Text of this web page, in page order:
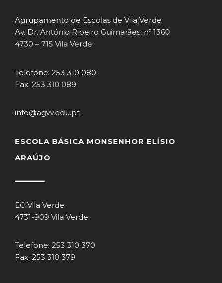
Agrupamento de Escolas de Vila Verde
Av. Dr. António Ribeiro Guimarães, nº 1360
4730 – 715 Vila Verde
Telefone: 253 310 080
Fax: 253 310 089
info@agvv.edu.pt
ESCOLA BÁSICA MONSENHOR ELÍSIO
ARAÚJO
EC Vila Verde
4731-909 Vila Verde
Telefone: 253 310 370
Fax: 253 310 379